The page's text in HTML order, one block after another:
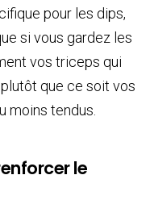
pour les dips,
si vous gardez les
vos triceps qui
que ce soit vos
moins tendus.
le